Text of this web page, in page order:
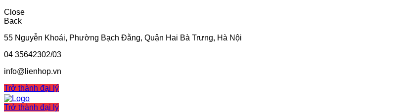
Close
Back
55 Nguyễn Khoái, Phường Bạch Đằng, Quận Hai Bà Trưng, Hà Nội
04 35642302/03
info@lienhop.vn
Trở thành đại lý
Trở thành đại lý